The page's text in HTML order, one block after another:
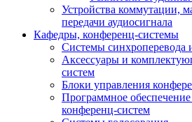
Устройства коммутации,
передачи аудиосигнала
Кафедры, конференц-системы
Cистемы
Аксессуары и
систем
Блоки управления
Программное
конференц-систем